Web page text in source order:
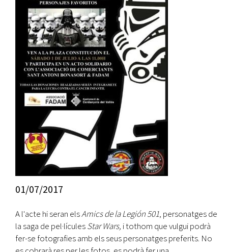
01/07/2017
A l'acte hi seran elsAmics de la Legión 501, personatges de
la saga de pel·lículesStar Wars, i tothom que vulgui podrà
fer-se fotografies amb els seus personatges preferits. No